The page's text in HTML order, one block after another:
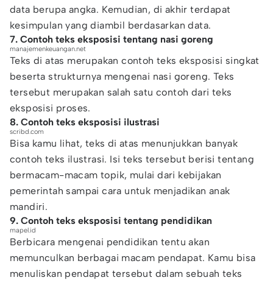
data berupa angka. Kemudian, di akhir terdapat
kesimpulan yang diambil berdasarkan data.
7. Contoh teks eksposisi tentang nasi goreng
manajemenkeuangan.net
Teks di atas merupakan contoh teks eksposisi singkat
beserta strukturnya mengenai nasi goreng. Teks
tersebut merupakan salah satu contoh dari teks
eksposisi proses.
8. Contoh teks eksposisi ilustrasi
scribd.com
Bisa kamu lihat, teks di atas menunjukkan banyak
contoh teks ilustrasi. Isi teks tersebut berisi tentang
bermacam-macam topik, mulai dari kebijakan
pemerintah sampai cara untuk menjadikan anak
mandiri.
9. Contoh teks eksposisi tentang pendidikan
mapel.id
Berbicara mengenai pendidikan tentu akan
memunculkan berbagai macam pendapat. Kamu bisa
menuliskan pendapat tersebut dalam sebuah teks